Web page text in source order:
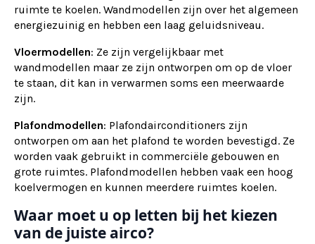
ruimte te koelen. Wandmodellen zijn over het algemeen
energiezuinig en hebben een laag geluidsniveau.
Vloermodellen: Ze zijn vergelijkbaar met
wandmodellen maar ze zijn ontworpen om op de vloer
te staan, dit kan in verwarmen soms een meerwaarde
zijn.
Plafondmodellen: Plafondairconditioners zijn
ontworpen om aan het plafond te worden bevestigd. Ze
worden vaak gebruikt in commerciële gebouwen en
grote ruimtes. Plafondmodellen hebben vaak een hoog
koelvermogen en kunnen meerdere ruimtes koelen.
Waar moet u op letten bij het kiezen
van de juiste airco?